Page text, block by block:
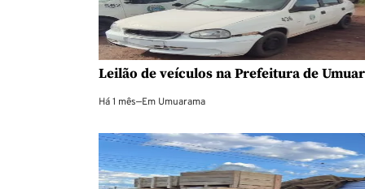
Leilão de veículos na Prefeitura de
Há 1 mês—Em Umuarama